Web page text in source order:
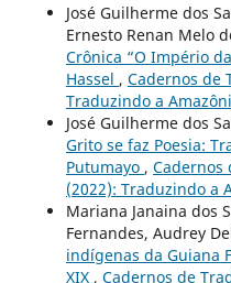
José Guilherme dos
Ernesto Renan Melo
Crônica “O Império
Hassel , Cadernos de
Traduzindo a
José Guilherme dos
Grito se faz Poesia:
Putumayo , Cadernos
(2022): Traduzindo a
Mariana Janaina dos
Fernandes, Audrey
indígenas da Guiana
XIX , Cadernos de